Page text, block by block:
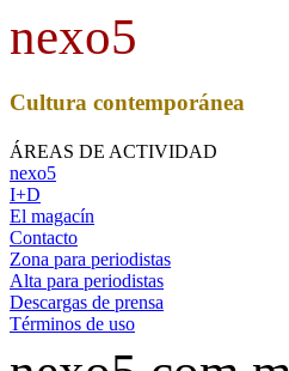
nexo5
Cultura contemporánea
ÁREAS DE ACTIVIDAD
nexo5
I+D
El magacín
Contacto
Zona para periodistas
Alta para periodistas
Descargas de prensa
Términos de uso